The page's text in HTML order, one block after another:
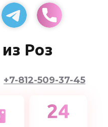
Доставка цветов 24
Роз
+7-812-509-37-45